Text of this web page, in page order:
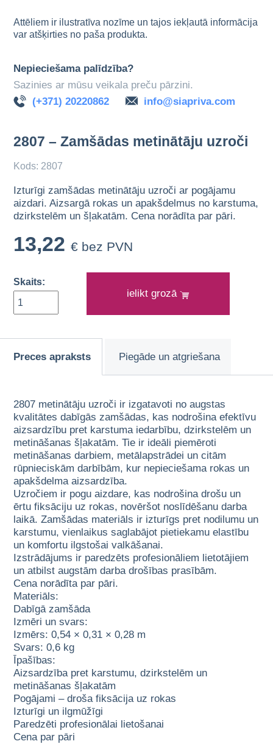
Attēliem ir ilustratīva nozīme un tajos iekļautā informācija
var atšķirties no paša produkta.
Nepieciešama palīdzība?
Sazinies ar mūsu veikala preču pārzini.
(+371) 20220862
info@siapriva.com
2807 – Zamšādas metinātāju uzroči
Kods: 2807
Izturīgi zamšādas metinātāju uzroči ar pogājamu
aizdari. Aizsargā rokas un apakšdelmus no karstuma,
dzirkstelēm un šļakatām. Cena norādīta par pāri.
13,22 € bez PVN
Skaits:
ielikt grozā
Preces apraksts Piegāde un atgriešana
2807 metinātāju uzroči ir izgatavoti no augstas
kvalitātes dabīgās zamšādas, kas nodrošina efektīvu
aizsardzību pret karstuma iedarbību, dzirkstelēm un
metināšanas šļakatām. Tie ir ideāli piemēroti
metināšanas darbiem, metālapstrādei un citām
rūpnieciskām darbībām, kur nepieciešama rokas un
apakšdelma aizsardzība.
Uzročiem ir pogu aizdare, kas nodrošina drošu un
ērtu fiksāciju uz rokas, novēršot noslīdēšanu darba
laikā. Zamšādas materiāls ir izturīgs pret nodilumu un
karstumu, vienlaikus saglabājot pietiekamu elastību
un komfortu ilgstošai valkāšanai.
Izstrādājums ir paredzēts profesionāliem lietotājiem
un atbilst augstām darba drošības prasībām.
Cena norādīta par pāri.
Materiāls:
Dabīgā zamšāda
Izmēri un svars:
Izmērs: 0,54 × 0,31 × 0,28 m
Svars: 0,6 kg
Īpašības:
Aizsardzība pret karstumu, dzirkstelēm un
metināšanas šļakatām
Pogājami – droša fiksācija uz rokas
Izturīgi un ilgmūžīgi
Paredzēti profesionālai lietošanai
Cena par pāri